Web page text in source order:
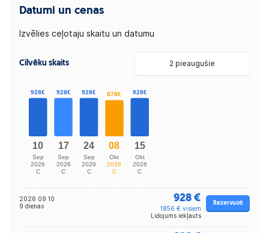
Datumi un cenas
Izvēlies ceļotaju skaitu un datumu
Cilvēku skaits 2 pieaugušie
2026 09 10
9 dienas
928 €
1856 € visiem
Lidojums iekļauts
Rezervuoti